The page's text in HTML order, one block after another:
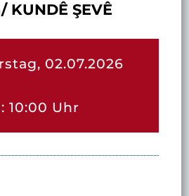
KUNDÊ ŞEVÊ
02.07.2026
10:00 Uhr